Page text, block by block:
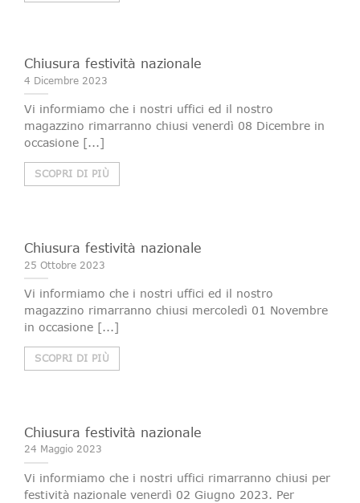
Chiusura festività nazionale
4 Dicembre 2023
Vi informiamo che i nostri uffici ed il nostro
magazzino rimarranno chiusi venerdì 08 Dicembre in
occasione [...]
SCOPRI DI PIÙ
Chiusura festività nazionale
25 Ottobre 2023
Vi informiamo che i nostri uffici ed il nostro
magazzino rimarranno chiusi mercoledì 01 Novembre
in occasione [...]
SCOPRI DI PIÙ
Chiusura festività nazionale
24 Maggio 2023
Vi informiamo che i nostri uffici rimarranno chiusi per
festività nazionale venerdì 02 Giugno 2023. Per